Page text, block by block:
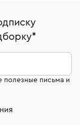
У Вас есть
не подошло. 7
на
*
полезные письма и